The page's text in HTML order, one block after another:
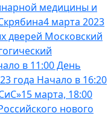
медицины и
4 марта 2023
дверей Московский
в 11:00 День
года Начало в 16:20
15 марта, 18:00
нового